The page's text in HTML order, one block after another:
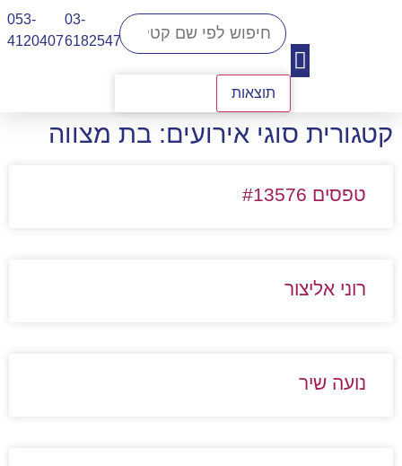
תוצאות
03-
6182547
053-
4120407​
קטגורית סוגי אירועים: בת מצווה
טפסים #13576
רוני אליצור
נועה שיר